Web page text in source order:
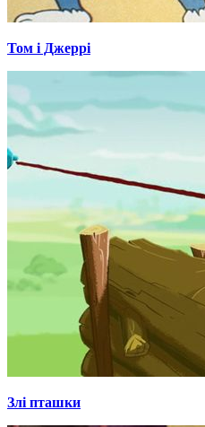
Том і Джеррі
Злі пташки